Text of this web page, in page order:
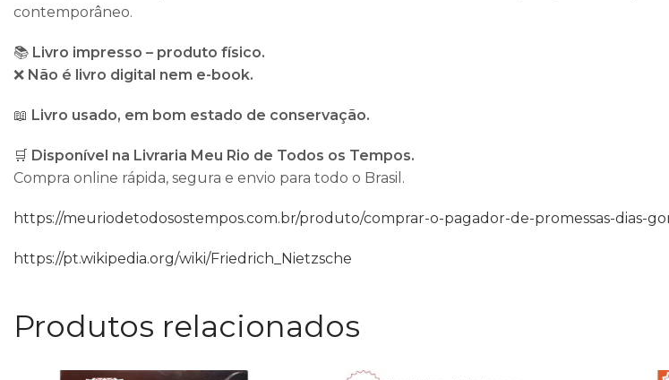
contemporâneo.
📚 Livro impresso – produto físico.
❌ Não é livro digital nem e-book.
📖 Livro usado, em bom estado de conservação.
🛒 Disponível na Livraria Meu Rio de Todos os Tempos.
Compra online rápida, segura e envio para todo o Brasil.
https://meuriodetodosostempos.com.br/produto/comprar-o-pagador-de-promessas-dias-
https://pt.wikipedia.org/wiki/Friedrich_Nietzsche
Produtos relacionados